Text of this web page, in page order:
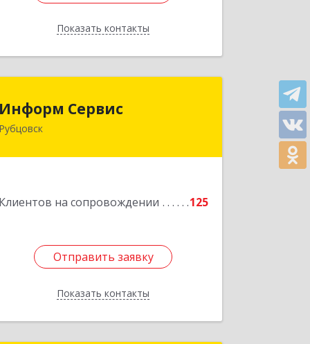
Показать контакты
Назад
Информ Сервис
Рубцовск
Клиентов на сопровождении 125
Отправить заявку
Показать контакты
658204, Алтайский край, Рубцовск г,
Отправить заявку
Назад